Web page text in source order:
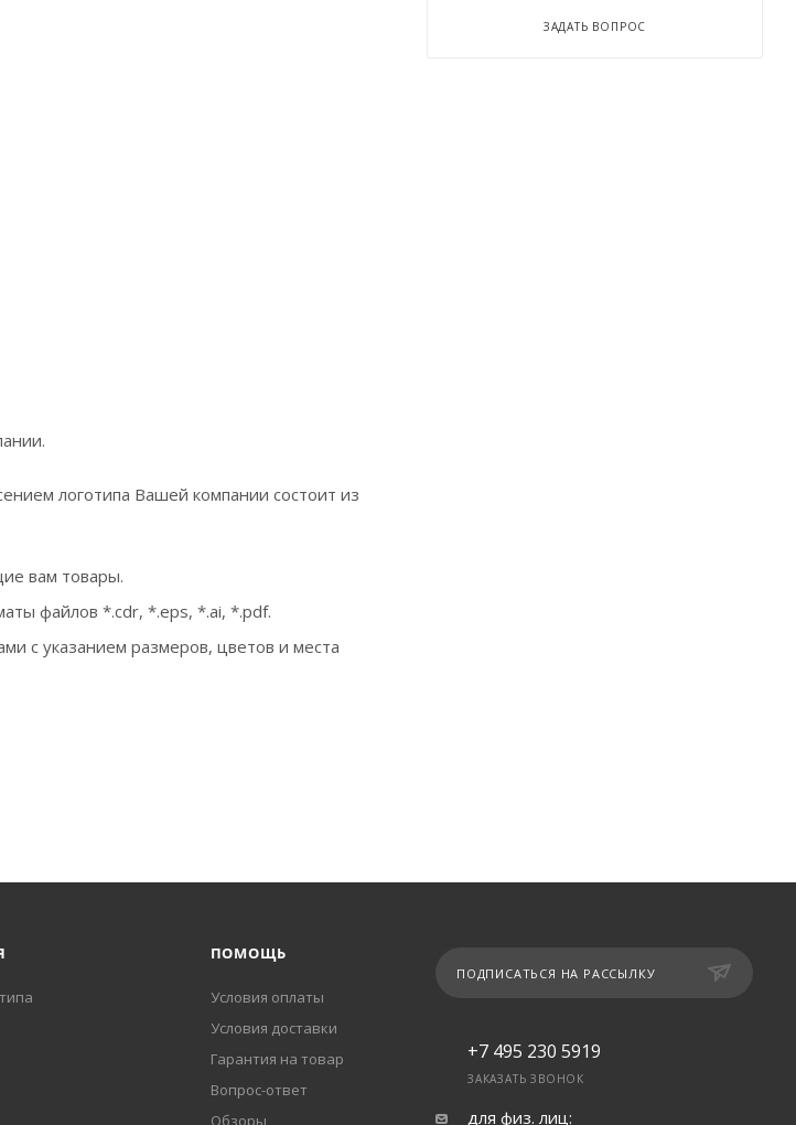
логотипа Вашей компании состоит из
вам товары.
файлов *.cdr, *.eps, *.ai, *.pdf.
с указанием размеров, цветов и места
ЗАДАТЬ ВОПРОС
ПОМОЩЬ
Условия оплаты
Условия доставки
Гарантия на товар
Вопрос-ответ
Обзоры
ПОДПИСАТЬСЯ НА РАССЫЛКУ
+7 495 230 5919
ЗАКАЗАТЬ ЗВОНОК
для физ. лиц: